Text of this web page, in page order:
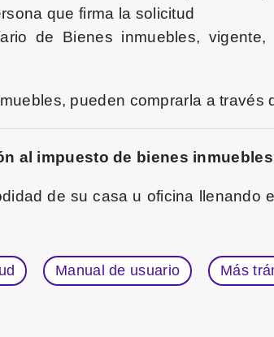
que firma la solicitud
de Bienes inmuebles,
pueden comprarla a través
al impuesto de bienes
de su casa u oficina llenando
Manual de usuario Más